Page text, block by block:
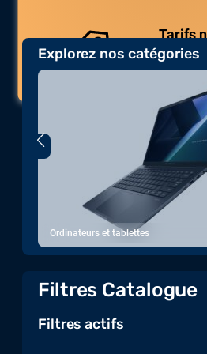
Explorez nos catégories
Ordinateurs et tablettes
Filtres Catalogue
Filtres actifs
Tarifs
Des prix